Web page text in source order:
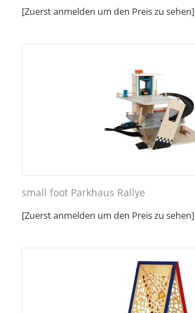
[Zuerst anmelden um den Preis zu sehen]
small foot Parkhaus Rallye
[Zuerst anmelden um den Preis zu sehen]